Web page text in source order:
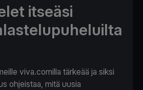
itseäsi
viva.comilla tärkeää ja siksi
ohjeistaa, mitä uusia